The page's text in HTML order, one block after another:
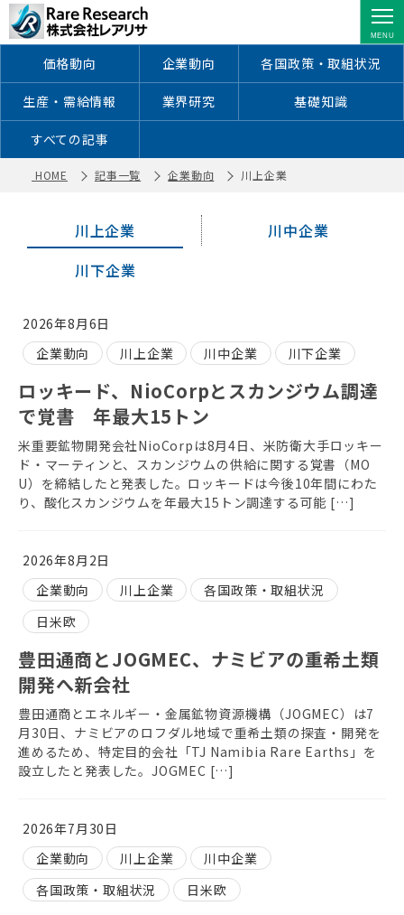
川上企業 ｜レアアース・レアメタルに
特化した情報を配信
価格動向 企業動向 各国政策・取組状況
生産・需給情報 業界研究 基礎知識
すべての記事
HOME 記事一覧 企業動向 川上企業
川上企業
川中企業
川下企業
2026年8月6日
企業動向
川上企業 川中企業 川下企業
ロッキード、NioCorpとスカンジウム調達
で覚書 年最大15トン
米重要鉱物開発会社NioCorpは8月4日、米防衛大手ロッキー
ド・マーティンと、スカンジウムの供給に関する覚書（MO
U）を締結したと発表した。ロッキードは今後10年間にわた
り、酸化スカンジウムを年最大15トン調達する可能 […]
2026年8月2日
企業動向
川上企業
各国政策・取組状況
日米欧
豊田通商とJOGMEC、ナミビアの重希土類
開発へ新会社
豊田通商とエネルギー・金属鉱物資源機構（JOGMEC）は7
月30日、ナミビアのロフダル地域で重希土類の探査・開発を
進めるため、特定目的会社「TJ Namibia Rare Earths」を
設立したと発表した。JOGMEC […]
2026年7月30日
企業動向
川上企業
川中企業
各国政策・取組状況
日米欧